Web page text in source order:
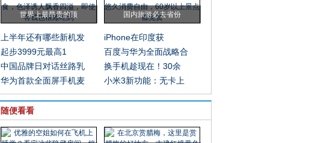
世界上最昂贵的顶 国内旅游必去省份
上半年还有哪些新机发
iPhone在印度获
起步3999元最高1
百度与华为全面战略合
中国品牌日对话丝路乳
换手机趁现在！30余
华为首款全面屏手机麦
小米3新功能：无卡上
随便看看